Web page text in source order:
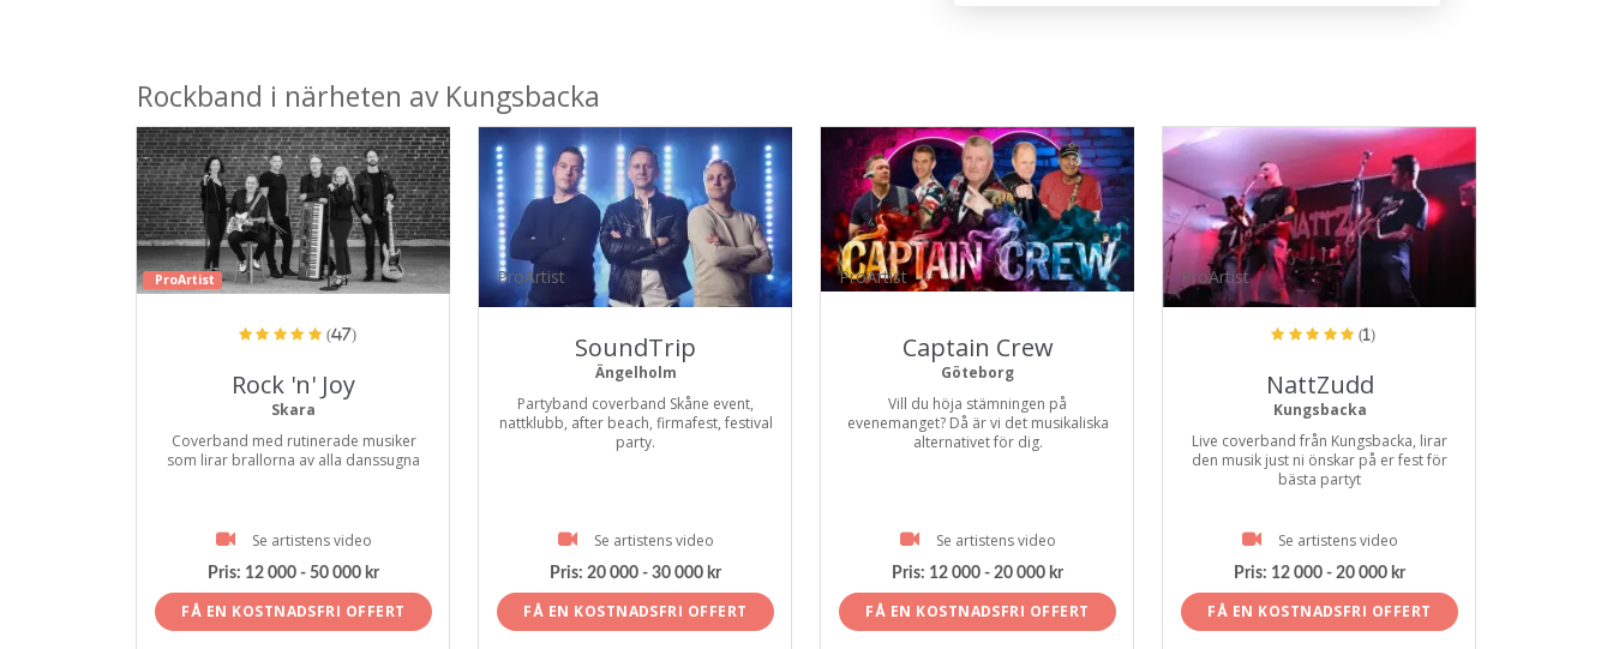
Rockband i närheten av Kungsbacka
ProArtist
(47)
Rock 'n' Joy
Skara
Coverband med rutinerade musiker
som lirar brallorna av alla danssugna
Se artistens video
Pris: 12 000 - 50 000 kr
FÅ EN KOSTNADSFRI OFFERT
ProArtist
SoundTrip
Ängelholm
Partyband coverband Skåne event,
nattklubb, after beach, firmafest, festival
party.
Se artistens video
Pris: 20 000 - 30 000 kr
FÅ EN KOSTNADSFRI OFFERT
ProArtist
Captain Crew
Göteborg
Vill du höja stämningen på
evenemanget? Då är vi det musikaliska
alternativet för dig.
Se artistens video
Pris: 12 000 - 20 000 kr
FÅ EN KOSTNADSFRI OFFERT
ProArtist
(1)
NattZudd
Kungsbacka
Live coverband från Kungsbacka, lirar
den musik just ni önskar på er fest för
bästa partyt
Se artistens video
Pris: 12 000 - 20 000 kr
FÅ EN KOSTNADSFRI OFFERT